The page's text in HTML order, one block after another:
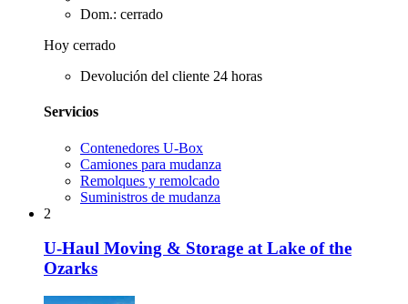
Dom.: cerrado
Hoy cerrado
Devolución del cliente 24 horas
Servicios
Contenedores U-Box
Camiones para mudanza
Remolques y remolcado
Suministros de mudanza
2
U-Haul Moving & Storage at Lake of the
Ozarks